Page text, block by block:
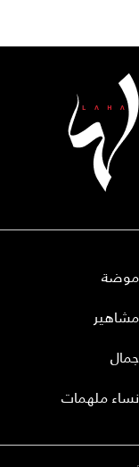
موضة
مشاهير
جمال
نساء ملهمات